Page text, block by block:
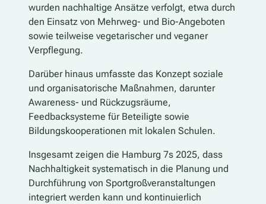
wurden nachhaltige Ansätze verfolgt, etwa durch
den Einsatz von Mehrweg- und Bio-Angeboten
sowie teilweise vegetarischer und veganer
Verpflegung.
Darüber hinaus umfasste das Konzept soziale
und organisatorische Maßnahmen, darunter
Awareness- und Rückzugsräume,
Feedbacksysteme für Beteiligte sowie
Bildungskooperationen mit lokalen Schulen.
Insgesamt zeigen die Hamburg 7s 2025, dass
Nachhaltigkeit systematisch in die Planung und
Durchführung von Sportgroßveranstaltungen
integriert werden kann und kontinuierlich